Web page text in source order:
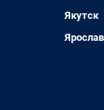
Якутск